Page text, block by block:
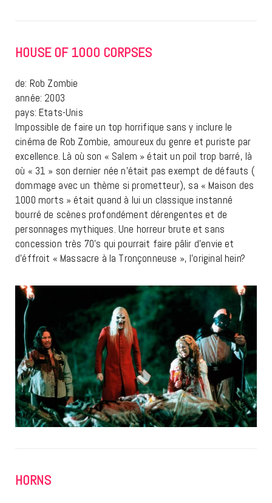
HOUSE OF 1000 CORPSES
de: Rob Zombie
année: 2003
pays: Etats-Unis
Impossible de faire un top horrifique sans y inclure le
cinéma de Rob Zombie, amoureux du genre et puriste par
excellence. Là où son « Salem » était un poil trop barré, là
où « 31 » son dernier née n’était pas exempt de défauts (
dommage avec un thème si prometteur), sa « Maison des
1000 morts » était quand à lui un classique instanné
bourré de scènes profondément dérengentes et de
personnages mythiques. Une horreur brute et sans
concession très 70’s qui pourrait faire pâlir d’envie et
d’éffroit « Massacre à la Tronçonneuse », l’original hein?
HORNS